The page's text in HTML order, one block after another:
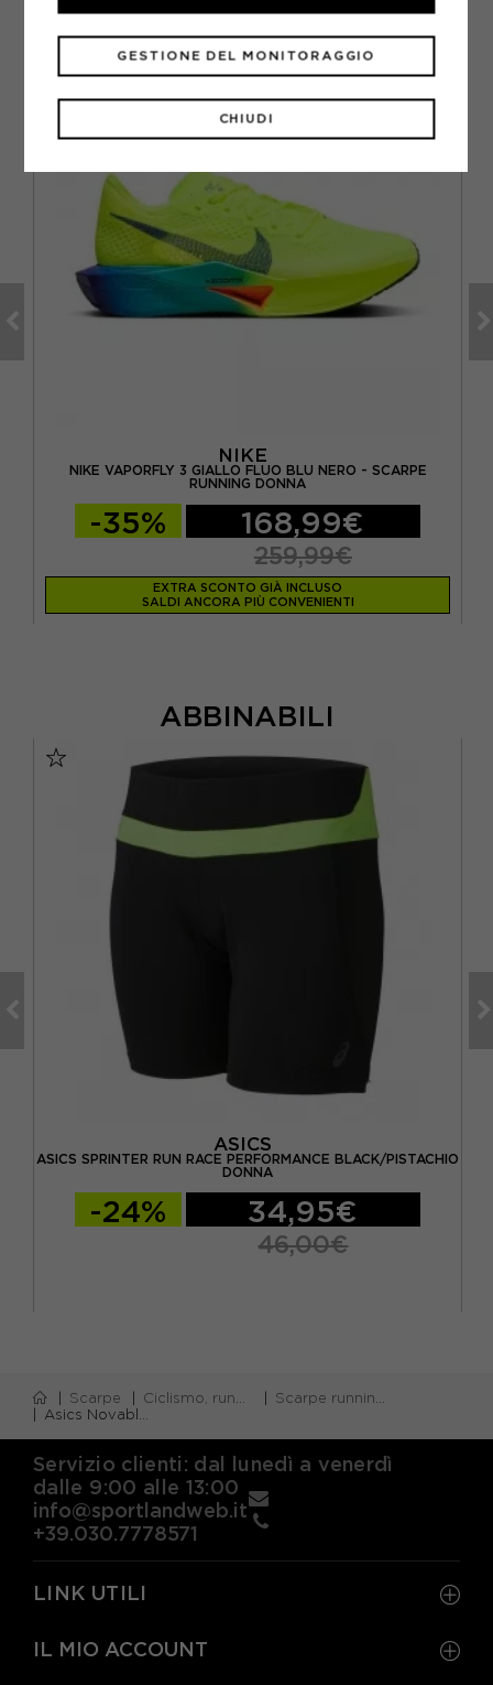
NIKE
NIKE VAPORFLY 3 GIALLO FLUO BLU NERO - SCARPE
RUNNING DONNA
-35% 168,99€
259,99€
EXTRA SCONTO GIÀ INCLUSO
SALDI ANCORA PIÙ CONVENIENTI
ABBINABILI
ASICS
ASICS SPRINTER RUN RACE PERFORMANCE BLACK/PISTACHIO
DONNA
-24% 34,95€
46,00€
Scarpe Ciclismo, running e piscina
Scarpe running veloci gara
Asics Novablast 5 Whisper Verde Monument Blu - Scarpe Running Donna
Servizio clienti: dal lunedì a venerdì
dalle 9:00 alle 13:00
info@sportlandweb.it
+39.030.7778571
LINK UTILI
IL MIO ACCOUNT
CHIUDI
GESTIONE DEL MONITORAGGIO